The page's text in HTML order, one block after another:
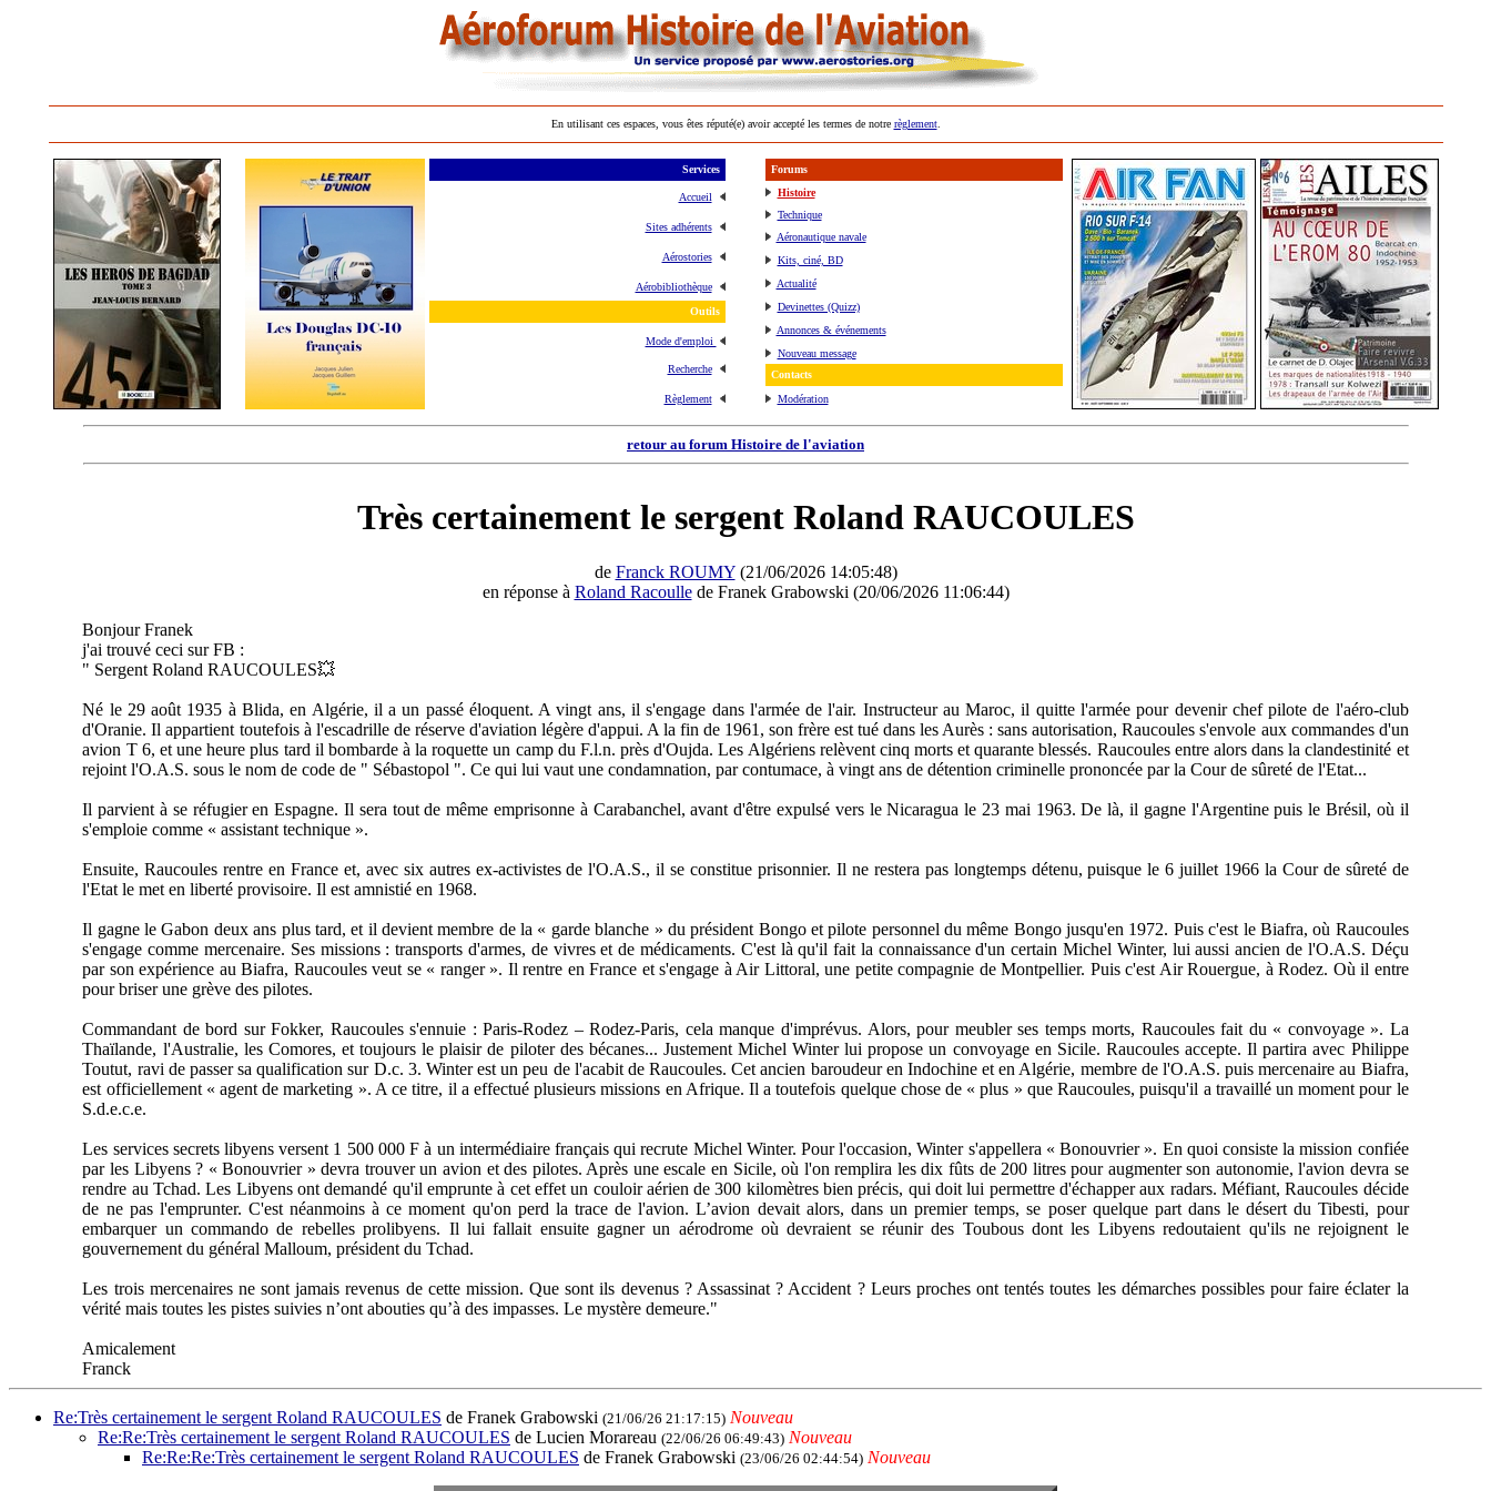
En utilisant ces espaces, vous êtes réputé(e) avoir accepté les termes de notre règlement.
Services
Accueil
Sites adhérents
Aérostories
Aérobibliothèque
Outils
Mode d'emploi
Recherche
Règlement
Forums
Histoire
Technique
Aéronautique navale
Kits, ciné, BD
Actualité
Devinettes (Quizz)
Annonces & événements
Nouveau message
Contacts
Modération
retour au forum Histoire de l'aviation
Très certainement le sergent Roland RAUCOULES
de Franck ROUMY(21/06/2026 14:05:48)
en réponse à Roland Racoullede Franek Grabowski (20/06/2026 11:06:44)
Bonjour Franek
j'ai trouvé ceci sur FB :
" Sergent Roland RAUCOULES💥
Né le 29 août 1935 à Blida, en Algérie, il a un passé éloquent. A vingt ans, il s'engage dans l'armée de l'air. Instructeur au Maroc, il quitte l'armée pour devenir chef pilote de l'aéro-club
d'Oranie. Il appartient toutefois à l'escadrille de réserve d'aviation légère d'appui. A la fin de 1961, son frère est tué dans les Aurès : sans autorisation, Raucoules s'envole aux commandes d'un
avion T 6, et une heure plus tard il bombarde à la roquette un camp du F.l.n. près d'Oujda. Les Algériens relèvent cinq morts et quarante blessés. Raucoules entre alors dans la clandestinité et
rejoint l'O.A.S. sous le nom de code de " Sébastopol ". Ce qui lui vaut une condamnation, par contumace, à vingt ans de détention criminelle prononcée par la Cour de sûreté de l'Etat...
Il parvient à se réfugier en Espagne. Il sera tout de même emprisonne à Carabanchel, avant d'être expulsé vers le Nicaragua le 23 mai 1963. De là, il gagne l'Argentine puis le Brésil, où il
s'emploie comme « assistant technique ».
Ensuite, Raucoules rentre en France et, avec six autres ex-activistes de l'O.A.S., il se constitue prisonnier. Il ne restera pas longtemps détenu, puisque le 6 juillet 1966 la Cour de sûreté de
l'Etat le met en liberté provisoire. Il est amnistié en 1968.
Il gagne le Gabon deux ans plus tard, et il devient membre de la « garde blanche » du président Bongo et pilote personnel du même Bongo jusqu'en 1972. Puis c'est le Biafra, où Raucoules
s'engage comme mercenaire. Ses missions : transports d'armes, de vivres et de médicaments. C'est là qu'il fait la connaissance d'un certain Michel Winter, lui aussi ancien de l'O.A.S. Déçu
par son expérience au Biafra, Raucoules veut se « ranger ». Il rentre en France et s'engage à Air Littoral, une petite compagnie de Montpellier. Puis c'est Air Rouergue, à Rodez. Où il entre
pour briser une grève des pilotes.
Commandant de bord sur Fokker, Raucoules s'ennuie : Paris-Rodez – Rodez-Paris, cela manque d'imprévus. Alors, pour meubler ses temps morts, Raucoules fait du « convoyage ». La
Thaïlande, l'Australie, les Comores, et toujours le plaisir de piloter des bécanes... Justement Michel Winter lui propose un convoyage en Sicile. Raucoules accepte. Il partira avec Philippe
Toutut, ravi de passer sa qualification sur D.c. 3. Winter est un peu de l'acabit de Raucoules. Cet ancien baroudeur en Indochine et en Algérie, membre de l'O.A.S. puis mercenaire au Biafra,
est officiellement « agent de marketing ». A ce titre, il a effectué plusieurs missions en Afrique. Il a toutefois quelque chose de « plus » que Raucoules, puisqu'il a travaillé un moment pour le
S.d.e.c.e.
Les services secrets libyens versent 1 500 000 F à un intermédiaire français qui recrute Michel Winter. Pour l'occasion, Winter s'appellera « Bonouvrier ». En quoi consiste la mission confiée
par les Libyens ? « Bonouvrier » devra trouver un avion et des pilotes. Après une escale en Sicile, où l'on remplira les dix fûts de 200 litres pour augmenter son autonomie, l'avion devra se
rendre au Tchad. Les Libyens ont demandé qu'il emprunte à cet effet un couloir aérien de 300 kilomètres bien précis, qui doit lui permettre d'échapper aux radars. Méfiant, Raucoules décide
de ne pas l'emprunter. C'est néanmoins à ce moment qu'on perd la trace de l'avion. L’avion devait alors, dans un premier temps, se poser quelque part dans le désert du Tibesti, pour
embarquer un commando de rebelles prolibyens. Il lui fallait ensuite gagner un aérodrome où devraient se réunir des Toubous dont les Libyens redoutaient qu'ils ne rejoignent le
gouvernement du général Malloum, président du Tchad.
Les trois mercenaires ne sont jamais revenus de cette mission. Que sont ils devenus ? Assassinat ? Accident ? Leurs proches ont tentés toutes les démarches possibles pour faire éclater la
vérité mais toutes les pistes suivies n’ont abouties qu’à des impasses. Le mystère demeure."
Amicalement
Franck
Re:Très certainement le sergent Roland RAUCOULES de Franek Grabowski (21/06/26 21:17:15) Nouveau
Re:Re:Très certainement le sergent Roland RAUCOULES de Lucien Morareau (22/06/26 06:49:43) Nouveau
Re:Re:Re:Très certainement le sergent Roland RAUCOULES de Franek Grabowski (23/06/26 02:44:54) Nouveau